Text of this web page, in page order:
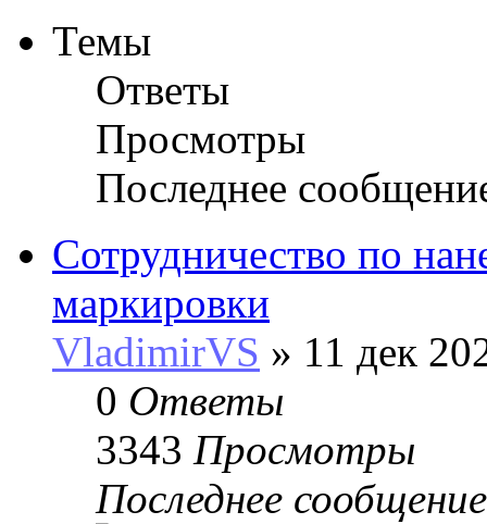
Темы
Ответы
Просмотры
Последнее
Сотрудничество по
маркировки
VladimirVS » 11 дек
0 Ответы
3343 Просмотры
Последнее